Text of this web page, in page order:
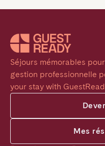
Séjours mémorables
gestion professionnelle
your stay with
Mes